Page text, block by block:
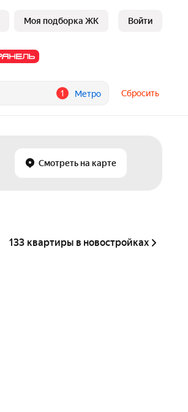
Моя подборка ЖК Войти
1 Метро Сбросить
Смотреть на карте
133 квартиры в новостройках